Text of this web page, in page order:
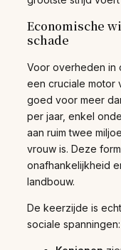
Economische
schade
Voor overheden in
een cruciale motor
goed voor meer
per jaar, enkel
aan ruim twee
vrouw is. Deze
onafhankelijkheid
landbouw.
De keerzijde is
sociale spanningen: